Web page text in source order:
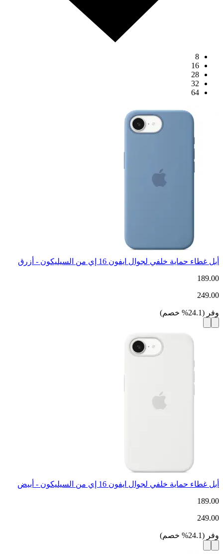
8
16
28
32
64
أبل غطاء حماية خلفي لجوال ايفون 16 إي من السيليكون - أزرق
189.00
249.00
وفر (
24.1
% خصم)
أبل غطاء حماية خلفي لجوال ايفون 16 إي من السيليكون - أبيض
189.00
249.00
وفر (
24.1
% خصم)